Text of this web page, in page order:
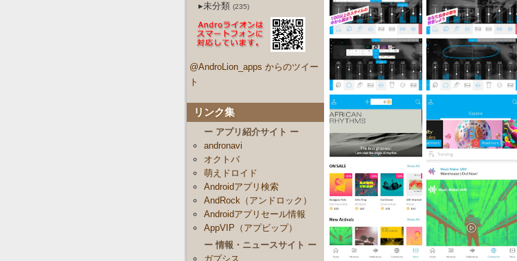
▸未分類 (235)
@AndroLion_apps からのツイー
ト
リンク集
ー アプリ紹介サイト ー
andronavi
オクトバ
萌えドロイド
Androidアプリ検索
AndRock（アンドロック）
Androidアプリセール情報
AppVIP（アプビップ）
ー 情報・ニュースサイト ー
ガプシス